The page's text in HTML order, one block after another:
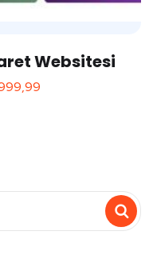
Websitesi